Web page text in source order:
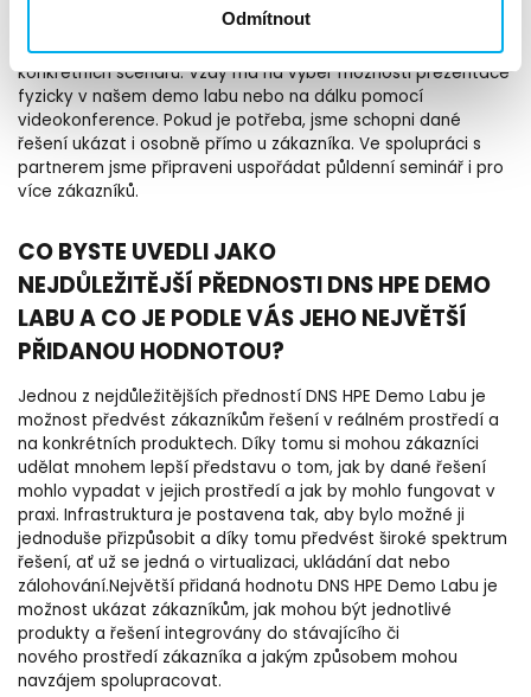
Odmítnout
informace pro své finální rozhodnutí.Zákazník nebo partner si
může zažádat o prezentaci jednoho či více
konkrétních scénářů. Vždy má na výběr možnosti prezentace
fyzicky v našem demo labu nebo na dálku pomocí
videokonference. Pokud je potřeba, jsme schopni dané
řešení ukázat i osobně přímo u zákazníka. Ve spolupráci s
partnerem jsme připraveni uspořádat půldenní seminář i pro
více zákazníků.
CO BYSTE UVEDLI JAKO
NEJDŮLEŽITĚJŠÍ PŘEDNOSTI DNS HPE DEMO
LABU A CO JE PODLE VÁS JEHO NEJVĚTŠÍ
PŘIDANOU HODNOTOU?
Jednou z nejdůležitějších předností DNS HPE Demo Labu je
možnost předvést zákazníkům řešení v reálném prostředí a
na konkrétních produktech. Díky tomu si mohou zákazníci
udělat mnohem lepší představu o tom, jak by dané řešení
mohlo vypadat v jejich prostředí a jak by mohlo fungovat v
praxi. Infrastruktura je postavena tak, aby bylo možné ji
jednoduše přizpůsobit a díky tomu předvést široké spektrum
řešení, ať už se jedná o virtualizaci, ukládání dat nebo
zálohování.Největší přidaná hodnotu DNS HPE Demo Labu je
možnost ukázat zákazníkům, jak mohou být jednotlivé
produkty a řešení integrovány do stávajícího či
nového prostředí zákazníka a jakým způsobem mohou
navzájem spolupracovat.